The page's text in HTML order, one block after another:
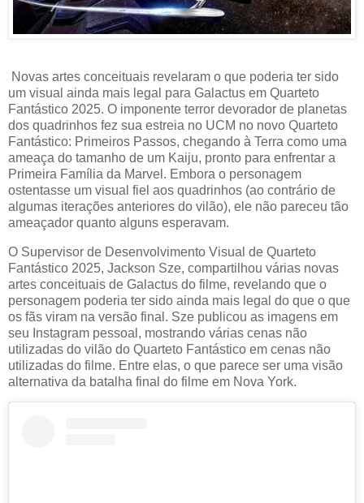
Novas artes conceituais revelaram o que poderia ter sido
um visual ainda mais legal para Galactus em Quarteto
Fantástico 2025. O imponente terror devorador de planetas
dos quadrinhos fez sua estreia no UCM no novo Quarteto
Fantástico: Primeiros Passos, chegando à Terra como uma
ameaça do tamanho de um Kaiju, pronto para enfrentar a
Primeira Família da Marvel. Embora o personagem
ostentasse um visual fiel aos quadrinhos (ao contrário de
algumas iterações anteriores do vilão), ele não pareceu tão
ameaçador quanto alguns esperavam.
O Supervisor de Desenvolvimento Visual de Quarteto
Fantástico 2025, Jackson Sze, compartilhou várias novas
artes conceituais de Galactus do filme, revelando que o
personagem poderia ter sido ainda mais legal do que o que
os fãs viram na versão final. Sze publicou as imagens em
seu Instagram pessoal, mostrando várias cenas não
utilizadas do vilão do Quarteto Fantástico em cenas não
utilizadas do filme. Entre elas, o que parece ser uma visão
alternativa da batalha final do filme em Nova York.